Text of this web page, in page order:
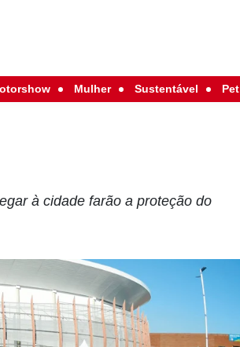
Mulher Sustentável Pet
à cidade farão a proteção do